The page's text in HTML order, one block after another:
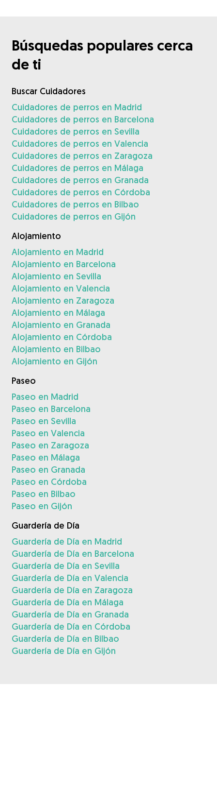
Búsquedas populares cerca
de ti
Buscar Cuidadores
Cuidadores de perros en Madrid
Cuidadores de perros en Barcelona
Cuidadores de perros en Sevilla
Cuidadores de perros en Valencia
Cuidadores de perros en Zaragoza
Cuidadores de perros en Málaga
Cuidadores de perros en Granada
Cuidadores de perros en Córdoba
Cuidadores de perros en Bilbao
Cuidadores de perros en Gijón
Alojamiento
Alojamiento en Madrid
Alojamiento en Barcelona
Alojamiento en Sevilla
Alojamiento en Valencia
Alojamiento en Zaragoza
Alojamiento en Málaga
Alojamiento en Granada
Alojamiento en Córdoba
Alojamiento en Bilbao
Alojamiento en Gijón
Paseo
Paseo en Madrid
Paseo en Barcelona
Paseo en Sevilla
Paseo en Valencia
Paseo en Zaragoza
Paseo en Málaga
Paseo en Granada
Paseo en Córdoba
Paseo en Bilbao
Paseo en Gijón
Guardería de Día
Guardería de Día en Madrid
Guardería de Día en Barcelona
Guardería de Día en Sevilla
Guardería de Día en Valencia
Guardería de Día en Zaragoza
Guardería de Día en Málaga
Guardería de Día en Granada
Guardería de Día en Córdoba
Guardería de Día en Bilbao
Guardería de Día en Gijón